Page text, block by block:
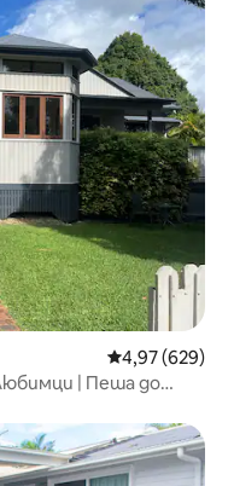
Средна
4,97 (629)
| Пеша до